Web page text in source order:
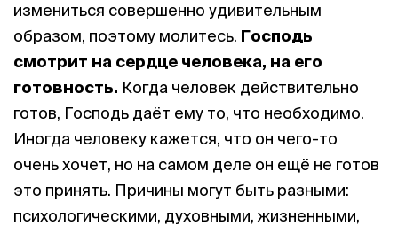
измениться совершенно удивительным
образом, поэтому молитесь. Господь
смотрит на сердце человека, на его
готовность. Когда человек действительно
готов, Господь даёт ему то, что необходимо.
Иногда человеку кажется, что он чего-то
очень хочет, но на самом деле он ещё не готов
это принять. Причины могут быть разными:
психологическими, духовными, жизненными,